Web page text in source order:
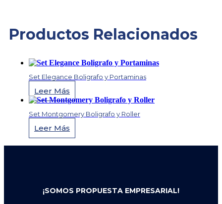
Productos Relacionados
Set Elegance Boligrafo y Portaminas
Leer Más
Set Montgomery Boligrafo y Roller
Leer Más
¡SOMOS PROPUESTA EMPRESARIAL!